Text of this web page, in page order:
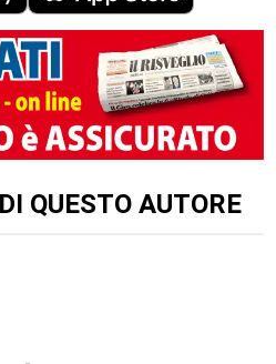
QUESTO AUTORE